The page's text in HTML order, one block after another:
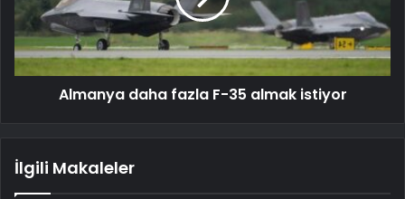
Almanya daha fazla F-35 almak istiyor
İlgili Makaleler